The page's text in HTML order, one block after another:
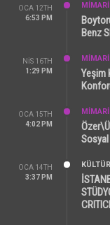
OCA 12TH
6:53 PM
MİMARİ
Benz
NIS 16TH
1:29 PM
MİMARİ
Yeşim
OCA 15TH
4:02 PM
MİMARİ
OCA 14TH
3:37 PM